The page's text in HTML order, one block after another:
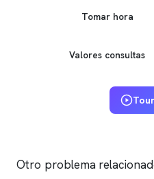
Tomar hora
Valores consultas
Otro problema